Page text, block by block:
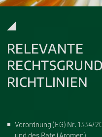
RELEVANTE
RICHTLINIEN
Verordnung (EG) Nr. 1334/
und des Rate (Aromen)